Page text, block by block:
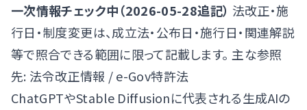
一次情報チェック中（2026-05-28追記） 法改正・施
行日・制度変更は、成立法・公布日・施行日・関連解説
等で照合できる範囲に限って記載します。 主な参照
先: 法令改正情報 /e-Gov特許法
ChatGPTやStable Diffusionに代表される生成AIの